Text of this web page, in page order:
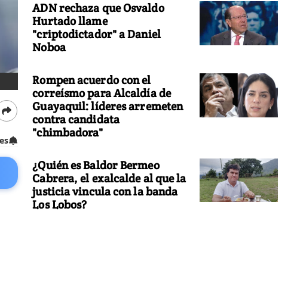
ADN rechaza que Osvaldo
Hurtado llame
"criptodictador" a Daniel
Noboa
Rompen acuerdo con el
correísmo para Alcaldía de
Guayaquil: líderes arremeten
contra candidata
"chimbadora"
¿Quién es Baldor Bermeo
Cabrera, el exalcalde al que la
justicia vincula con la banda
Los Lobos?